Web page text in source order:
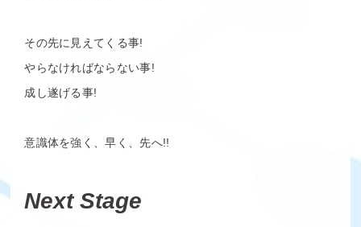
その先に見えてくる事!
やらなければならない事!
成し遂げる事!
意識体を強く、早く、先へ!!
Next Stage